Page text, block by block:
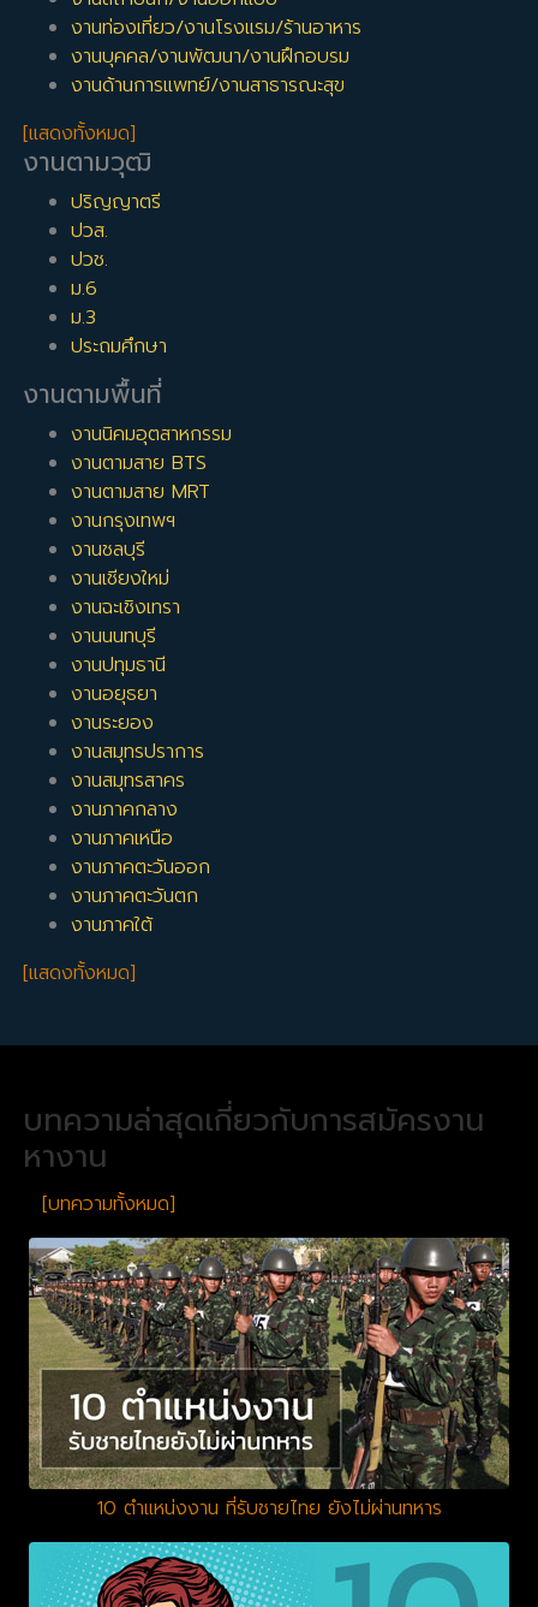
งานท่องเที่ยว/งานโรงแรม/ร้านอาหาร
งานบุคคล/งานพัฒนา/งานฝึกอบรม
งานด้านการแพทย์/งานสาธารณะสุข
[แสดงทั้งหมด]
งานตามวุฒิ
ปริญญาตรี
ปวส.
ปวช.
ม.6
ม.3
ประถมศึกษา
งานตามพื้นที่
งานนิคมอุตสาหกรรม
งานตามสาย BTS
งานตามสาย MRT
งานกรุงเทพฯ
งานชลบุรี
งานเชียงใหม่
งานฉะเชิงเทรา
งานนนทบุรี
งานปทุมธานี
งานอยุธยา
งานระยอง
งานสมุทรปราการ
งานสมุทรสาคร
งานภาคกลาง
งานภาคเหนือ
งานภาคตะวันออก
งานภาคตะวันตก
งานภาคใต้
[แสดงทั้งหมด]
บทความล่าสุดเกี่ยวกับการสมัครงาน
หางาน
[บทความทั้งหมด]
10 ตำแหน่งงาน ที่รับชายไทย ยังไม่ผ่านทหาร